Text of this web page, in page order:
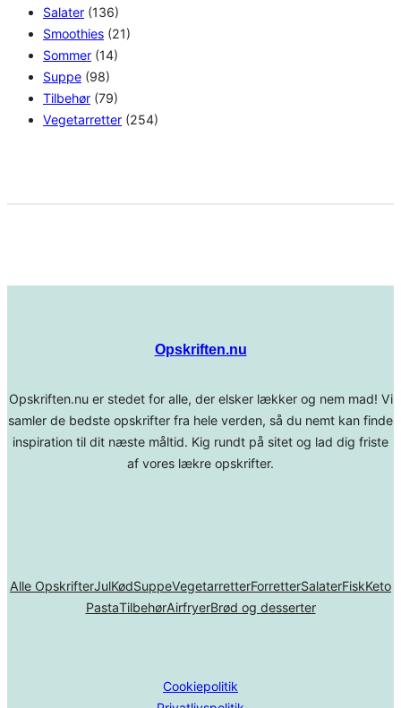
Salater (136)
Smoothies (21)
Sommer (14)
Suppe (98)
Tilbehør (79)
Vegetarretter (254)
Opskriften.nu
Opskriften.nu er stedet for alle, der elsker lækker og nem mad! Vi
samler de bedste opskrifter fra hele verden, så du nemt kan finde
inspiration til dit næste måltid. Kig rundt på sitet og lad dig friste
af vores lækre opskrifter.
Alle OpskrifterJulKødSuppeVegetarretterForretterSalaterFiskKeto
PastaTilbehørAirfryerBrød og desserter
Cookiepolitik